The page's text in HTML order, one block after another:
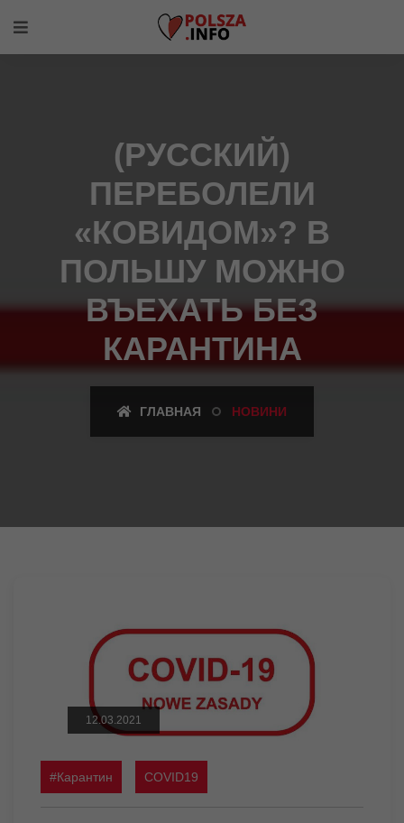
(РУССКИЙ)
ПЕРЕБОЛЕЛИ
«КОВИДОМ»? В
ПОЛЬШУ МОЖНО
ВЪЕХАТЬ БЕЗ
КАРАНТИНА
ГЛАВНАЯ НОВИНИ
12.03.2021
#Карантин COVID19